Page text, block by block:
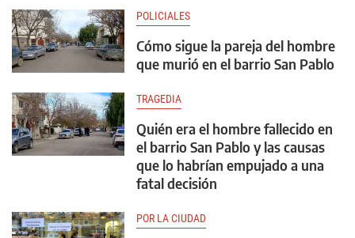
POLICIALES
Cómo sigue la pareja del hombre
que murió en el barrio San Pablo
TRAGEDIA
Quién era el hombre fallecido en
el barrio San Pablo y las causas
que lo habrían empujado a una
fatal decisión
POR LA CIUDAD